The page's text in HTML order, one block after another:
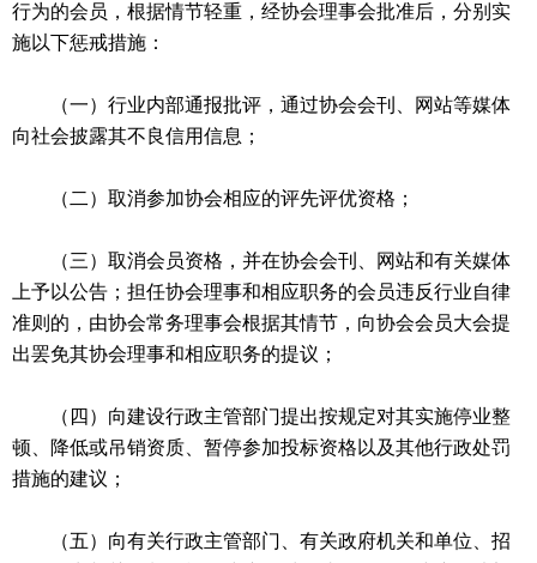
行为的会员，根据情节轻重，经协会理事会批准后，分别实
施以下惩戒措施：
（一）行业内部通报批评，通过协会会刊、网站等媒体
向社会披露其不良信用信息；
（二）取消参加协会相应的评先评优资格；
（三）取消会员资格，并在协会会刊、网站和有关媒体
上予以公告；担任协会理事和相应职务的会员违反行业自律
准则的，由协会常务理事会根据其情节，向协会会员大会提
出罢免其协会理事和相应职务的提议；
（四）向建设行政主管部门提出按规定对其实施停业整
顿、降低或吊销资质、暂停参加投标资格以及其他行政处罚
措施的建议；
（五）向有关行政主管部门、有关政府机关和单位、招